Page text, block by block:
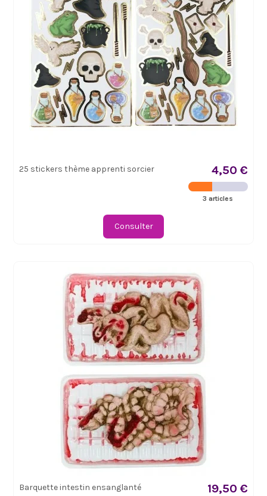
25 stickers thème apprenti sorcier 4,50 €
3 articles
Consulter
Barquette intestin ensanglanté 19,50 €